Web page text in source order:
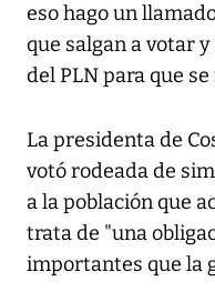
eso hago un
que salgan a votar
del PLN para que
La presidenta de
votó rodeada de
a la población que
trata de "una
importantes que la